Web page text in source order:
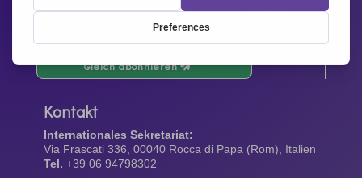
Bleiben Sie auf dem Laufenden mit den neuesten
Infos aus unserem Netzwerk.
Gleich abonnieren
Kontakt
Internationales Sekretariat:
Via Frascati 336, 00040 Rocca di Papa (Rom), Italien
Tel. +39 06 94798302